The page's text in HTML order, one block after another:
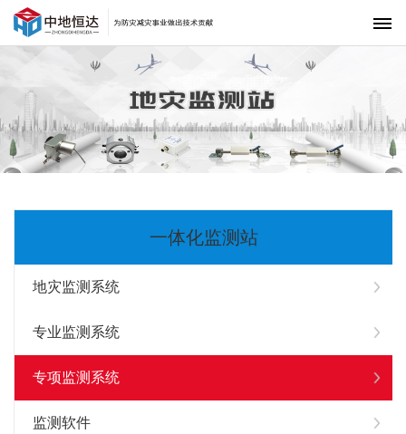
解决方案
监测系统
达达资讯
中地恒达
联系我们
一体化监测站
地灾监测系统
专业监测系统
专项监测系统
监测软件